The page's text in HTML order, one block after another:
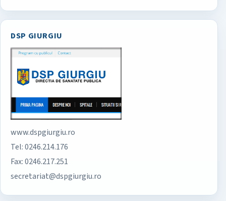
DSP GIURGIU
www.dspgiurgiu.ro
Tel: 0246.214.176
Fax: 0246.217.251
secretariat@dspgiurgiu.ro